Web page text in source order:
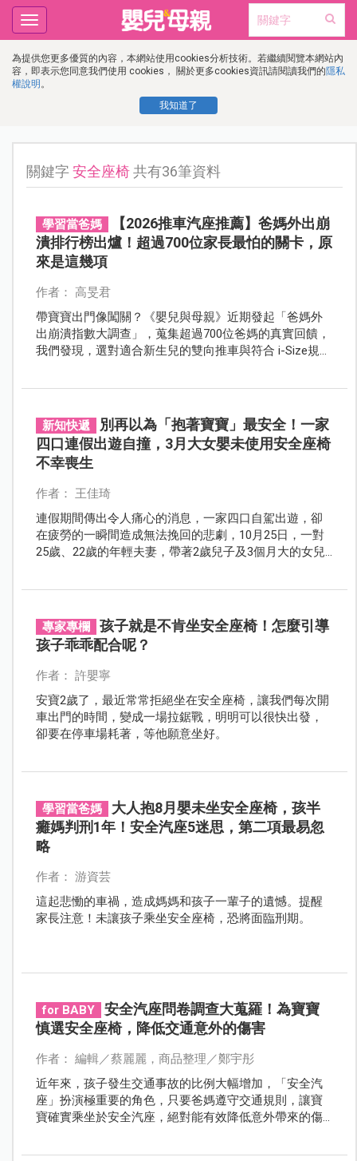
為提供您更多優質的內容，本網站使用cookies分析技術。若繼續閱覽本網站內
容，即表示您同意我們使用 cookies， 關於更多cookies資訊請閱讀我們的隱私
權說明 。
我知道了
Toggle
navigation
關鍵字安全座椅共有36筆資料
學習當爸媽
【2026推車汽座推薦】爸媽外出崩
潰排行榜出爐！超過700位家長最怕的關卡，原
來是這幾項
作者： 高旻君
帶寶寶出門像闖關？《嬰兒與母親》近期發起「爸媽外
出崩潰指數大調查」，蒐集超過700位爸媽的真實回饋，
我們發現，選對適合新生兒的雙向推車與符合 i-Size規範
新知快遞
別再以為「抱著寶寶」最安全！一家
四口連假出遊自撞，3月大女嬰未使用安全座椅
不幸喪生
作者： 王佳琦
連假期間傳出令人痛心的消息，一家四口自駕出遊，卻
在疲勞的一瞬間造成無法挽回的悲劇，10月25日，一對
25歲、22歲的年輕夫妻，帶著2歲兒子及3個月大的女兒
專家專欄
孩子就是不肯坐安全座椅！怎麼引導
孩子乖乖配合呢？
作者： 許嬰寧
安寶2歲了，最近常常拒絕坐在安全座椅，讓我們每次開
車出門的時間，變成一場拉鋸戰，明明可以很快出發，
卻要在停車場耗著，等他願意坐好。
學習當爸媽
大人抱8月嬰未坐安全座椅，孩半
癱媽判刑1年！安全汽座5迷思，第二項最易忽
略
作者： 游資芸
這起悲慟的車禍，造成媽媽和孩子一輩子的遺憾。提醒
家長注意！未讓孩子乘坐安全座椅，恐將面臨刑期。
for BABY
安全汽座問卷調查大蒐羅！為寶寶
慎選安全座椅，降低交通意外的傷害
作者： 編輯／蔡麗麗，商品整理／鄭宇彤
近年來，孩子發生交通事故的比例大幅增加，「安全汽
座」扮演極重要的角色，只要爸媽遵守交通規則，讓寶
寶確實乘坐於安全汽座，絕對能有效降低意外帶來的傷